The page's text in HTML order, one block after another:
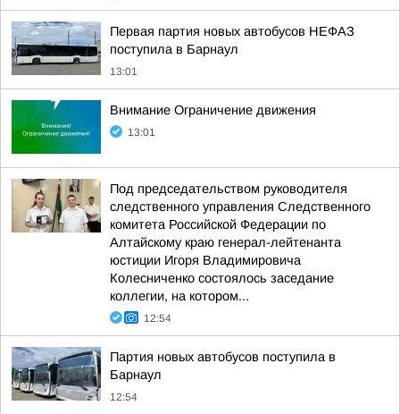
Первая партия новых автобусов НЕФАЗ
поступила в Барнаул
13:01
Внимание Ограничение движения
13:01
Под председательством руководителя
следственного управления Следственного
комитета Российской Федерации по
Алтайскому краю генерал-лейтенанта
юстиции Игоря Владимировича
Колесниченко состоялось заседание
коллегии, на котором...
12:54
Партия новых автобусов поступила в
Барнаул
12:54